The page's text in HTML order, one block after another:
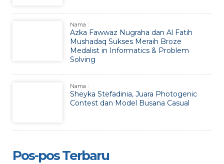
Nama :
Azka Fawwaz Nugraha dan Al Fatih
Mushadaq Sukses Meraih Broze
Medalist in Informatics & Problem
Solving
Nama :
Sheyka Stefadinia, Juara Photogenic
Contest dan Model Busana Casual
Pos-pos Terbaru